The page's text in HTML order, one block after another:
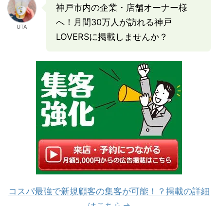
UTA
神戸市内の企業・店舗オーナー様
へ！月間30万人が訪れる神戸
LOVERSに掲載しませんか？
コスパ最強で新規顧客の集客が可能！？掲載の詳細